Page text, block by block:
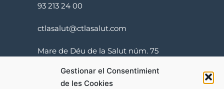
Gestionar el Consentimient
de les Cookies
93 213 24 00
ctlasalut@ctlasalut.com
Mare de Déu de la Salut núm. 75